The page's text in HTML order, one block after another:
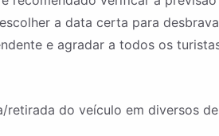
a data certa para
e agradar a todos os
retirada do veículo em diversos